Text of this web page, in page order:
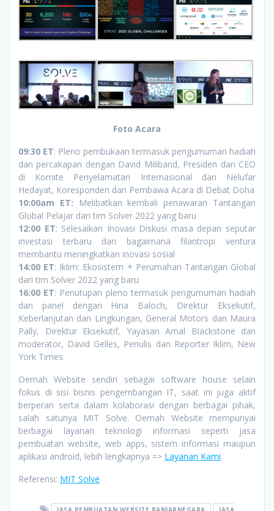
Foto Acara
09:30 ET: Pleno pembukaan termasuk pengumuman hadiah
dan percakapan dengan David Miliband, Presiden dan CEO
di Komite Penyelamatan Internasional dan Nelufar
Hedayat, Koresponden dan Pembawa Acara di Debat Doha
10:00am ET: Melibatkan kembali penawaran Tantangan
Global Pelajar dari tim Solver 2022 yang baru
12:00 ET: Selesaikan Inovasi Diskusi masa depan seputar
investasi terbaru dan bagaimana filantropi ventura
membantu meningkatkan inovasi sosial
14:00 ET: Iklim: Ekosistem + Perumahan Tantangan Global
dari tim Solver 2022 yang baru
16:00 ET: Penutupan pleno termasuk pengumuman hadiah
dan panel dengan Hina Baloch, Direktur Eksekutif,
Keberlanjutan dan Lingkungan, General Motors dan Maura
Pally, Direktur Eksekutif, Yayasan Amal Blackstone dan
moderator, David Gelles, Penulis dan Reporter Iklim, New
York Times.
Oemah Website sendiri sebagai software house selain
fokus di sisi bisnis pengembangan IT, saat ini juga aktif
berperan serta dalam kolaborasi dengan berbagai pihak,
salah satunya MIT Solve. Oemah Website mempunyai
berbagai layanan teknologi informasi seperti jasa
pembuatan website, web apps, sistem informasi maupun
aplikasi android, lebih lengkapnya => Layanan Kami.
Referensi: MIT Solve